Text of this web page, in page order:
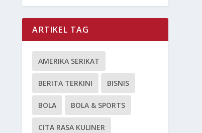
ARTIKEL TAG
AMERIKA SERIKAT
BERITA TERKINI BISNIS
BOLA BOLA & SPORTS
CITA RASA KULINER